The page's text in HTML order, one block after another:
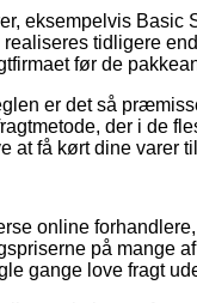
eksempelvis Basic
tidligere
før de
er det så
der i de
få kørt dine varer
online
på mange
gange love fragt